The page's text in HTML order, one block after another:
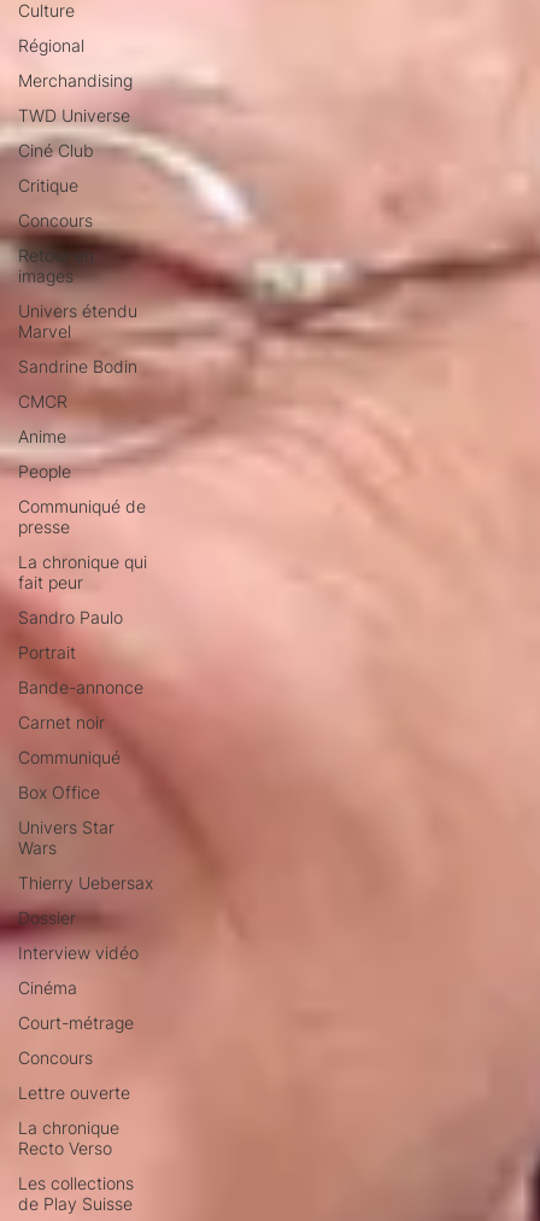
Culture
Régional
Merchandising
TWD Universe
Ciné Club
Critique
Concours
Retour en
images
Univers étendu
Marvel
Sandrine Bodin
CMCR
Anime
People
Communiqué de
presse
La chronique qui
fait peur
Sandro Paulo
Portrait
Bande-annonce
Carnet noir
Communiqué
Box Office
Univers Star
Wars
Thierry Uebersax
Dossier
Interview vidéo
Cinéma
Court-métrage
Concours
Lettre ouverte
La chronique
Recto Verso
Les collections
de Play Suisse